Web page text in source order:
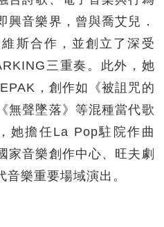
興音樂界，曾與喬艾兒．
斯合作，並創立了深受
三重奏。此外，她
，創作如《被詛咒的
無聲墜落》等混種當代歌
她擔任La Pop駐院作曲
家音樂創作中心、旺夫劇
樂重要場域演出。